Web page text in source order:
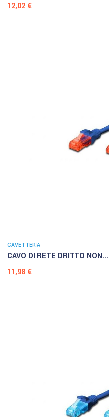
Prezzo
12,02 €
CAVETTERIA
CAVO DI RETE DRITTO NON...
Prezzo
11,98 €